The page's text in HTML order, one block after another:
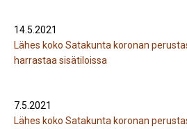
14.5.2021
Lähes koko Satakunta koronan
harrastaa sisätiloissa
7.5.2021
Lähes koko Satakunta koronan